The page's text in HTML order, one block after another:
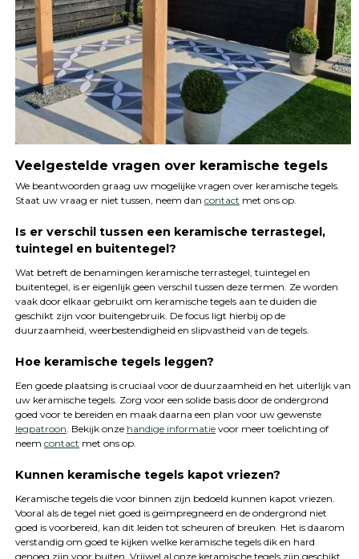
Veelgestelde vragen over keramische tegels
We beantwoorden graag uw mogelijke vragen over keramische tegels.
Staat uw vraag er niet tussen, neem dan contact met ons op.
Is er verschil tussen een keramische terrastegel,
tuintegel en buitentegel?
Wat betreft de benamingen keramische terrastegel, tuintegel en
buitentegel, is er eigenlijk geen verschil tussen deze termen. Ze worden
vaak door elkaar gebruikt om keramische tegels aan te duiden die
geschikt zijn voor buitengebruik. De focus ligt hierbij op de
duurzaamheid, weerbestendigheid en slipvastheid van de tegels.
Hoe keramische tegels leggen?
Een goede plaatsing is cruciaal voor de duurzaamheid en het uiterlijk van
uw keramische tegels. Zorg voor een solide basis door de ondergrond
goed voor te bereiden en maak daarna een plan voor uw gewenste
legpatroon. Bekijk onze handige informatievoor meer toelichting of
neem contact met ons op.
Kunnen keramische tegels kapot vriezen?
Keramische tegels die voor binnen zijn bedoeld kunnen kapot vriezen.
Vooral als de tegel niet goed is geïmpregneerd en de ondergrond niet
goed is voorbereid, kan dit leiden tot scheuren of breuken. Het is daarom
verstandig om goed te kijken welke keramische tegels dik en hard
genoeg zijn voor buiten. Vrijwel al onze keramische tegels zijn geschikt